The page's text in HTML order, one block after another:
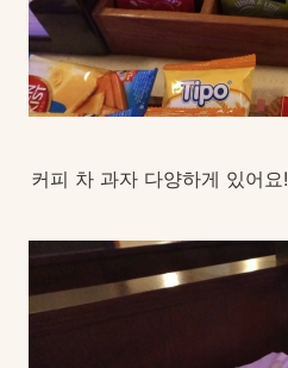
커피 차 과자 다양하게 있어요!